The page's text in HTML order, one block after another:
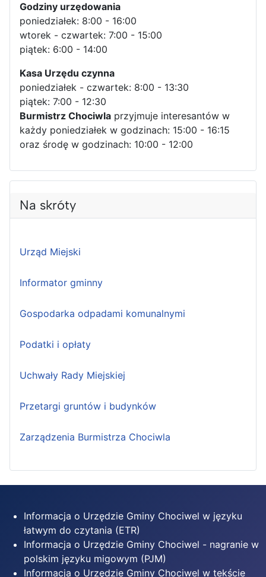
Godziny urzędowania
poniedziałek: 8:00 - 16:00
wtorek - czwartek: 7:00 - 15:00
piątek: 6:00 - 14:00
Kasa Urzędu czynna
poniedziałek - czwartek: 8:00 - 13:30
piątek: 7:00 - 12:30
Burmistrz Chociwla przyjmuje interesantów w
każdy poniedziałek w godzinach: 15:00 - 16:15
oraz środę w godzinach: 10:00 - 12:00
Na skróty
Urząd Miejski
Informator gminny
Gospodarka odpadami komunalnymi
Podatki i opłaty
Uchwały Rady Miejskiej
Przetargi gruntów i budynków
Zarządzenia Burmistrza Chociwla
Informacja o Urzędzie Gminy Chociwel w języku
łatwym do czytania (ETR)
Informacja o Urzędzie Gminy Chociwel - nagranie w
polskim języku migowym (PJM)
Informacja o Urzędzie Gminy Chociwel w tekście